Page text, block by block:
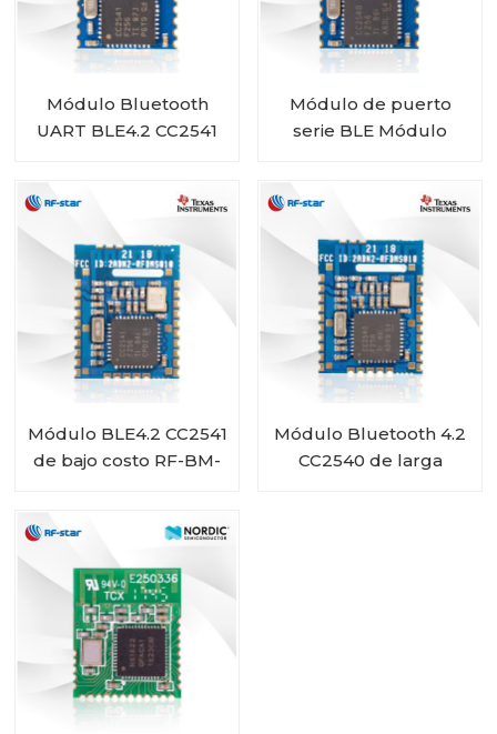
Módulo Bluetooth
UART BLE4.2 CC2541
Módulo de puerto
serie BLE Módulo
Módulo BLE4.2 CC2541
de bajo costo RF-BM-
Módulo Bluetooth 4.2
CC2540 de larga